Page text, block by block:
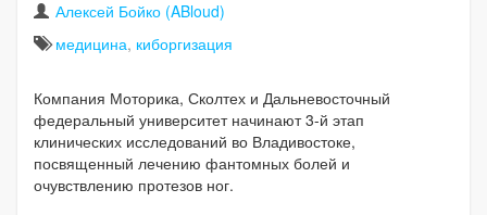
Алексей Бойко (ABloud)
медицина, киборгизация
Компания Моторика, Сколтех и Дальневосточный
федеральный университет начинают 3-й этап
клинических исследований во Владивостоке,
посвященный лечению фантомных болей и
очувствлению протезов ног.